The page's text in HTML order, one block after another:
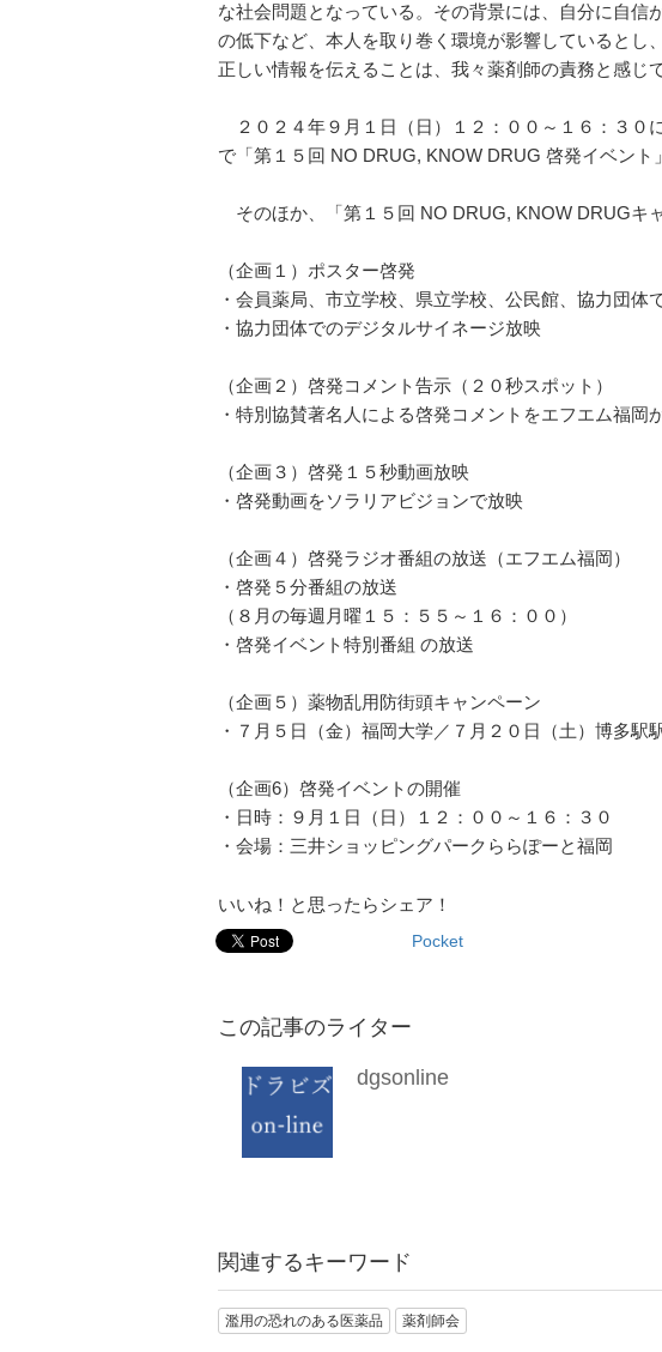
な社会問題となっている。その背景には、自分に自信
の低下など、本人を取り巻く環境が影響しているとし
正しい情報を伝えることは、我々薬剤師の責務と感じ
２０２４年９月１日（日）１２：００～１６：３０
で「第１５回 NO DRUG, KNOW DRUG 啓発イベント
そのほか、「第１５回 NO DRUG, KNOW DRUGキ
（企画１）ポスター啓発
・会員薬局、市立学校、県立学校、公民館、協力団体
・協力団体でのデジタルサイネージ放映
（企画２）啓発コメント告示（２０秒スポット）
・特別協賛著名人による啓発コメントをエフエム福岡
（企画３）啓発１５秒動画放映
・啓発動画をソラリアビジョンで放映
（企画４）啓発ラジオ番組の放送（エフエム福岡）
・啓発５分番組の放送
（８月の毎週月曜１５：５５～１６：００）
・啓発イベント特別番組 の放送
（企画５）薬物乱用防街頭キャンペーン
・７月５日（金）福岡大学／７月２０日（土）博多駅
（企画6）啓発イベントの開催
・日時：９月１日（日）１２：００～１６：３０
・会場：三井ショッピングパークららぽーと福岡
いいね！と思ったらシェア！
Pocket
この記事のライター
dgsonline
関連するキーワード
濫用の恐れのある医薬品 薬剤師会